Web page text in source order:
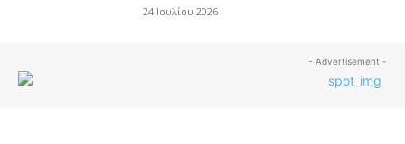
24 Ιουλίου 2026
- Advertisement -